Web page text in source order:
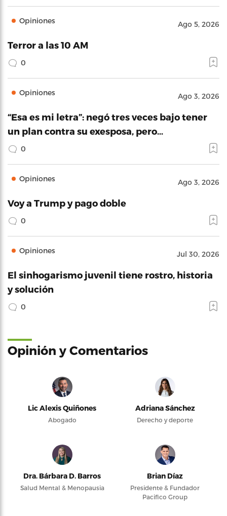
Opiniones Ago 5, 2026
Terror a las 10 AM
0
Opiniones Ago 3, 2026
“Esa es mi letra”: negó tres veces bajo tener
un plan contra su exesposa, pero…
0
Opiniones Ago 3, 2026
Voy a Trump y pago doble
0
Opiniones Jul 30, 2026
El sinhogarismo juvenil tiene rostro, historia
y solución
0
Opinión y Comentarios
Lic Alexis Quiñones
Abogado
Adriana Sánchez
Derecho y deporte
Dra. Bárbara D. Barros
Salud Mental & Menopausia
Brian Díaz
Presidente & Fundador
Pacifico Group